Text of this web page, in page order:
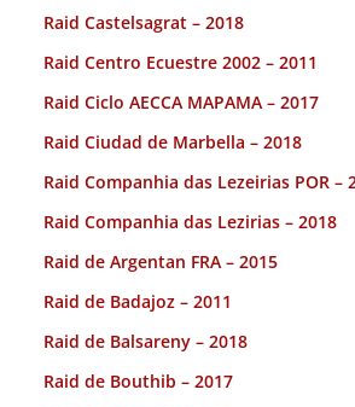
Raid Castelsagrat – 2018
Raid Centro Ecuestre 2002 – 2011
Raid Ciclo AECCA MAPAMA – 2017
Raid Ciudad de Marbella – 2018
Raid Companhia das Lezeirias POR –
Raid Companhia das Lezirias – 2018
Raid de Argentan FRA – 2015
Raid de Badajoz – 2011
Raid de Balsareny – 2018
Raid de Bouthib – 2017